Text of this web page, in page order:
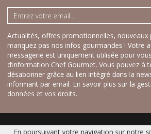
Actualités, offres promotionnelles,
manquez pas nos infos gourmandes ! Votre
messagerie est uniquement utilisée pour
d’information Chef Gourmet. Vous pouvez à
désabonner grâce au lien intégré dans la
informant par email. En savoir plus sur la
données et vos droits.
Accueil|Nos savoureux desserts sucrés| Nos
En poursuivant votre navigation sur notre